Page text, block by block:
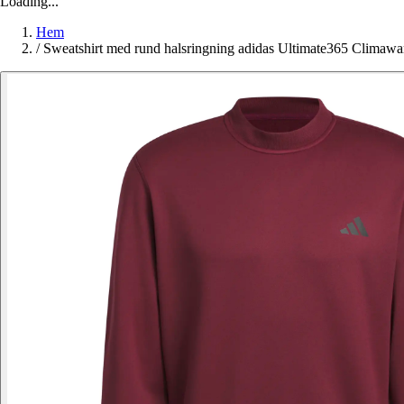
Hem
/ Sweatshirt med rund halsringning adidas Ultimate365